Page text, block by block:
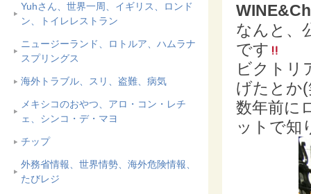
Yuhさん、世界一周、イギリス、ロンド
ン、トイレレストラン
ニュージーランド、ロトルア、ハムラナ
スプリングス
海外トラブル、スリ、盗難、病気
メキシコのおやつ、アロ・コン・レチ
ェ、シンコ・デ・マヨ
チップ
外務省情報、世界情勢、海外危険情報、
たびレジ
なんと、
です
ビクトリ
げたとか
数年前に
ットで知